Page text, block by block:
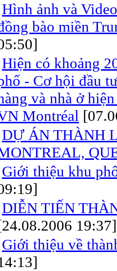
Hình ảnh và
bào miền
Hiện có khoảng
- Cơ hội đầu
và nhà ở
Montréal
DỰ ÁN THÀNH
Giới thiệu khu
DIỄN TIẾN
19:37]
Giới thiệu về